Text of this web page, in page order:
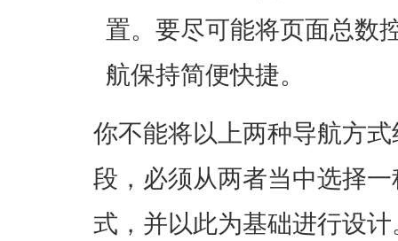
置。要尽可能将页面总数
航保持简便快捷。
你不能将以上两种导航方
段，必须从两者当中选择
式，并以此为基础进行设计